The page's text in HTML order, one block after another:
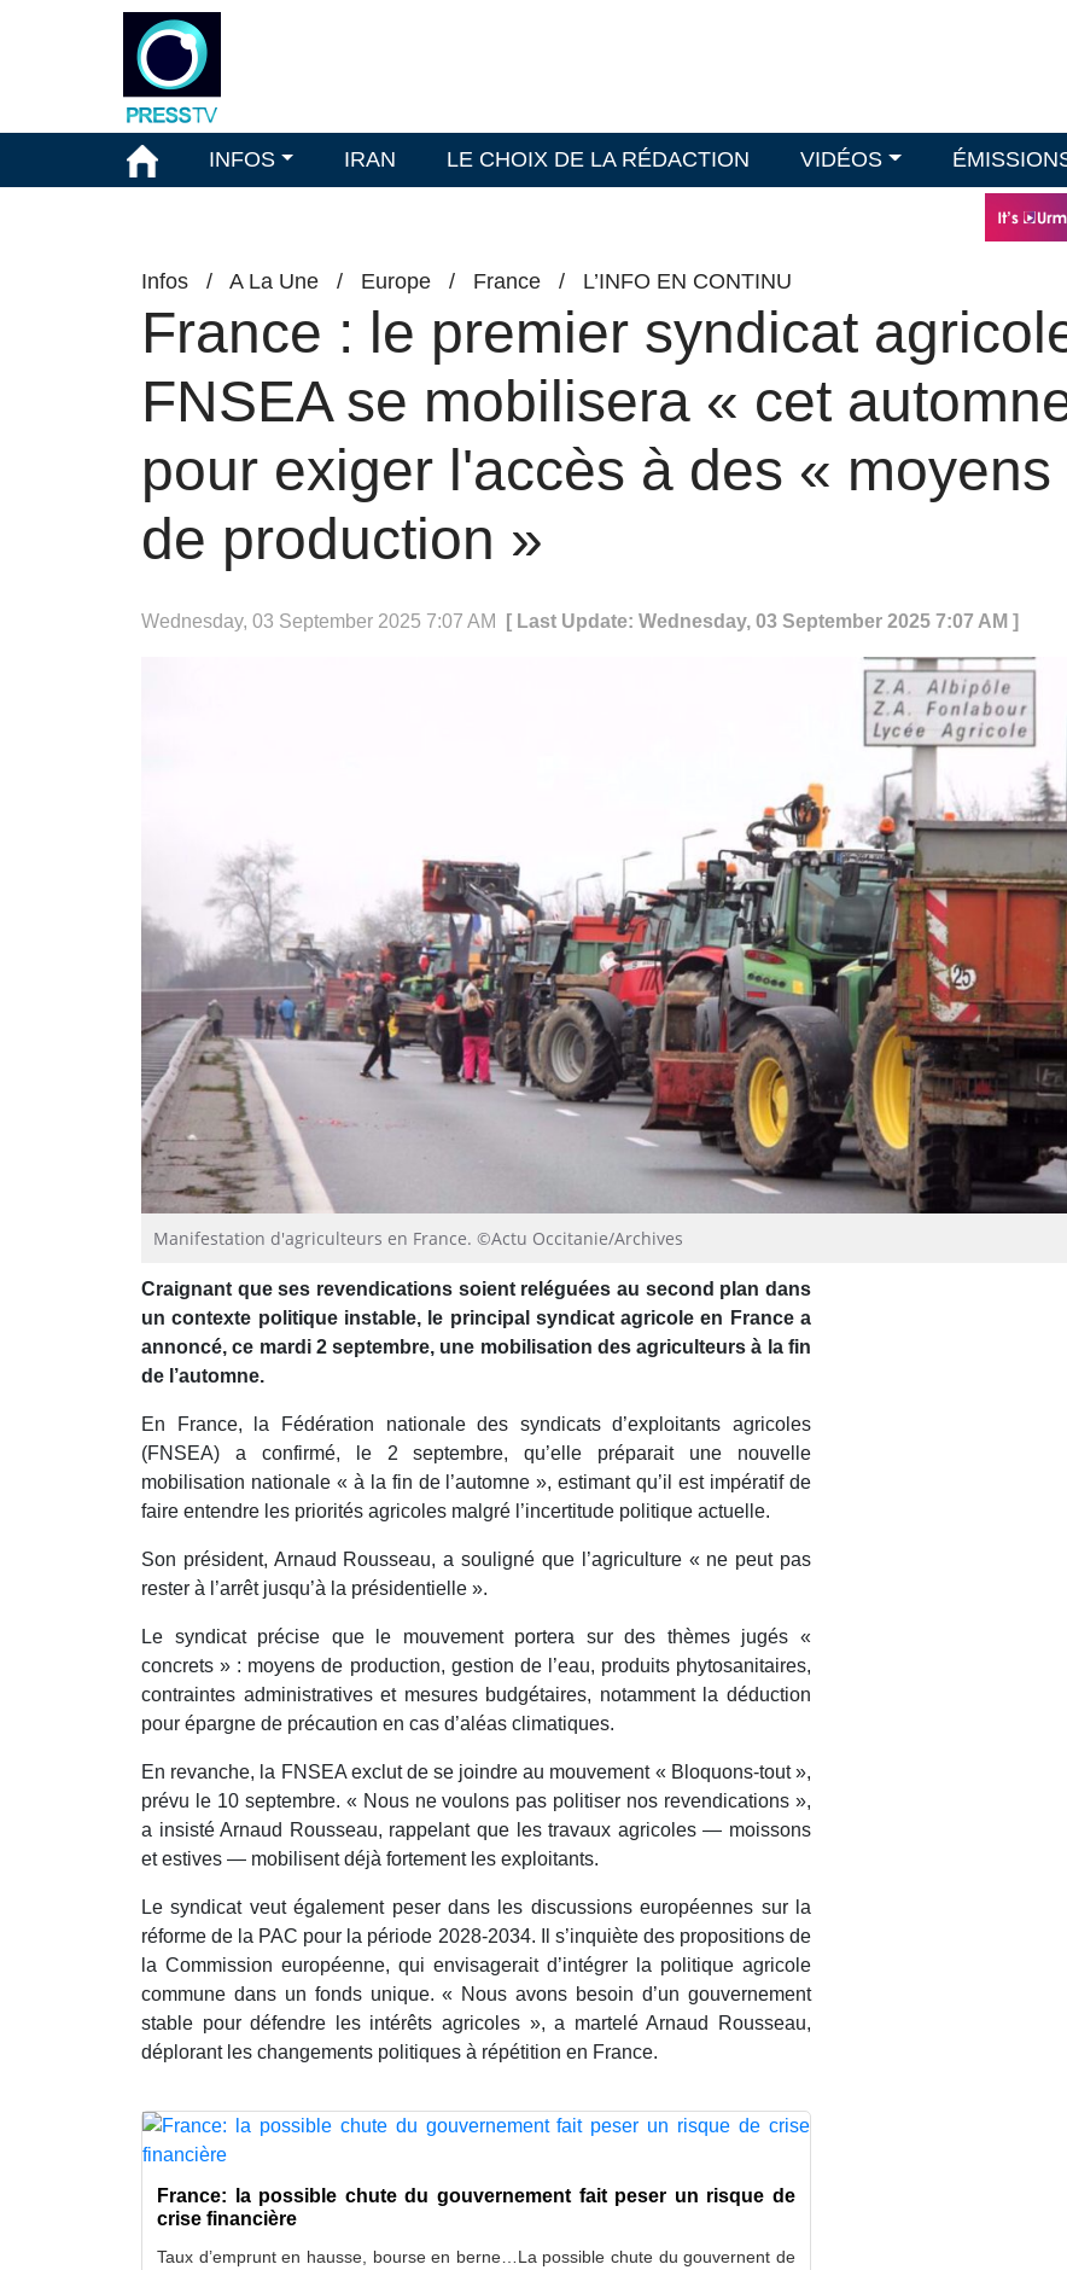
INFOS IRAN LE CHOIX DE LA RÉDACTION VIDÉOS
Infos / A La Une / Europe / France / L’INFO EN CONTINU
France : le premier syndicat
FNSEA se mobilisera « cet
pour exiger l'accès à des « moyens
de production »
Wednesday, 03 September 2025 7:07 AM [ Last Update: Wednesday, 03 September 2025 7:07 AM ]
Manifestation d'agriculteurs en France. ©Actu Occitanie/Archives
Craignant que ses revendications soient reléguées au second plan dans
un contexte politique instable, le principal syndicat agricole en France a
annoncé, ce mardi 2 septembre, une mobilisation des agriculteurs à la fin
de l’automne.
En France, la Fédération nationale des syndicats d’exploitants agricoles
(FNSEA) a confirmé, le 2 septembre, qu’elle préparait une nouvelle
mobilisation nationale « à la fin de l’automne », estimant qu’il est impératif de
faire entendre les priorités agricoles malgré l’incertitude politique actuelle.
Son président, Arnaud Rousseau, a souligné que l’agriculture « ne peut pas
rester à l’arrêt jusqu’à la présidentielle ».
Le syndicat précise que le mouvement portera sur des thèmes jugés «
concrets » : moyens de production, gestion de l’eau, produits phytosanitaires,
contraintes administratives et mesures budgétaires, notamment la déduction
pour épargne de précaution en cas d’aléas climatiques.
En revanche, la FNSEA exclut de se joindre au mouvement « Bloquons-tout »,
prévu le 10 septembre. « Nous ne voulons pas politiser nos revendications »,
a insisté Arnaud Rousseau, rappelant que les travaux agricoles — moissons
et estives — mobilisent déjà fortement les exploitants.
Le syndicat veut également peser dans les discussions européennes sur la
réforme de la PAC pour la période 2028-2034. Il s’inquiète des propositions de
la Commission européenne, qui envisagerait d’intégrer la politique agricole
commune dans un fonds unique. « Nous avons besoin d’un gouvernement
stable pour défendre les intérêts agricoles », a martelé Arnaud Rousseau,
déplorant les changements politiques à répétition en France.
France: la possible chute du gouvernement fait peser un risque de
crise financière
Taux d’emprunt en hausse, bourse en berne…La possible chute du gouvernent de